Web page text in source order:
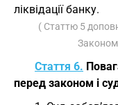
ліквідації банку.
( Статтю 5
Законом
Стаття 6.
перед законом і